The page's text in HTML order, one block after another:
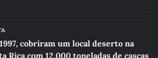
cobriram um local deserto na
Rica com 12.000 toneladas de cascas